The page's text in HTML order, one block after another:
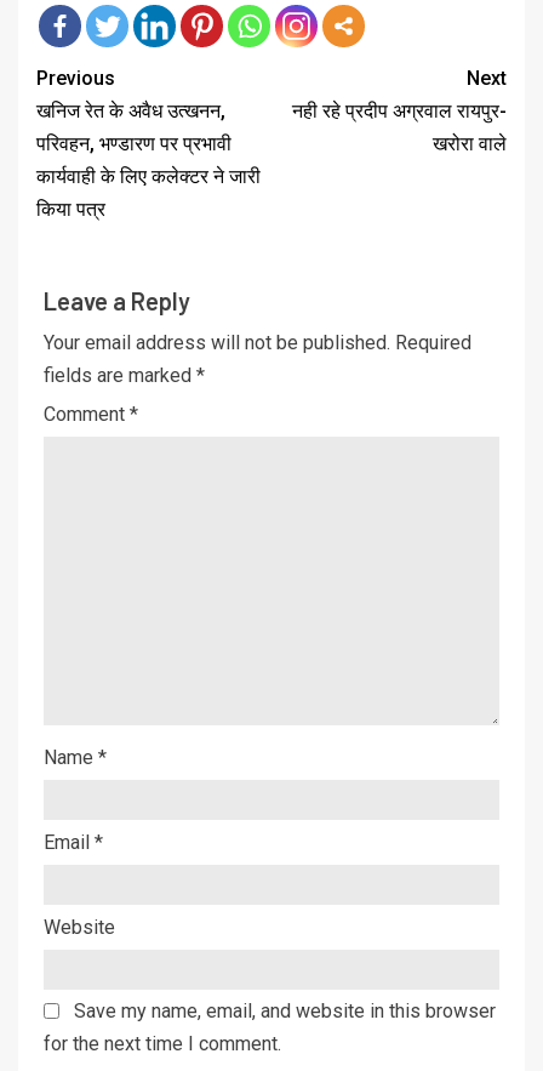
Previous
खनिज रेत के अवैध उत्खनन,
परिवहन, भण्डारण पर प्रभावी
कार्यवाही के लिए कलेक्टर ने जारी
किया पत्र
Next
नही रहे प्रदीप अग्रवाल रायपुर-
खरोरा वाले
Leave a Reply
Your email address will not be published. Required
fields are marked *
Comment *
Name *
Email *
Website
Save my name, email, and website in this browser
for the next time I comment.